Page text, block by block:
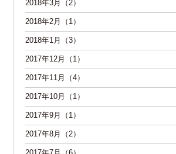
2018年3月（2）
2018年2月（1）
2018年1月（3）
2017年12月（1）
2017年11月（4）
2017年10月（1）
2017年9月（1）
2017年8月（2）